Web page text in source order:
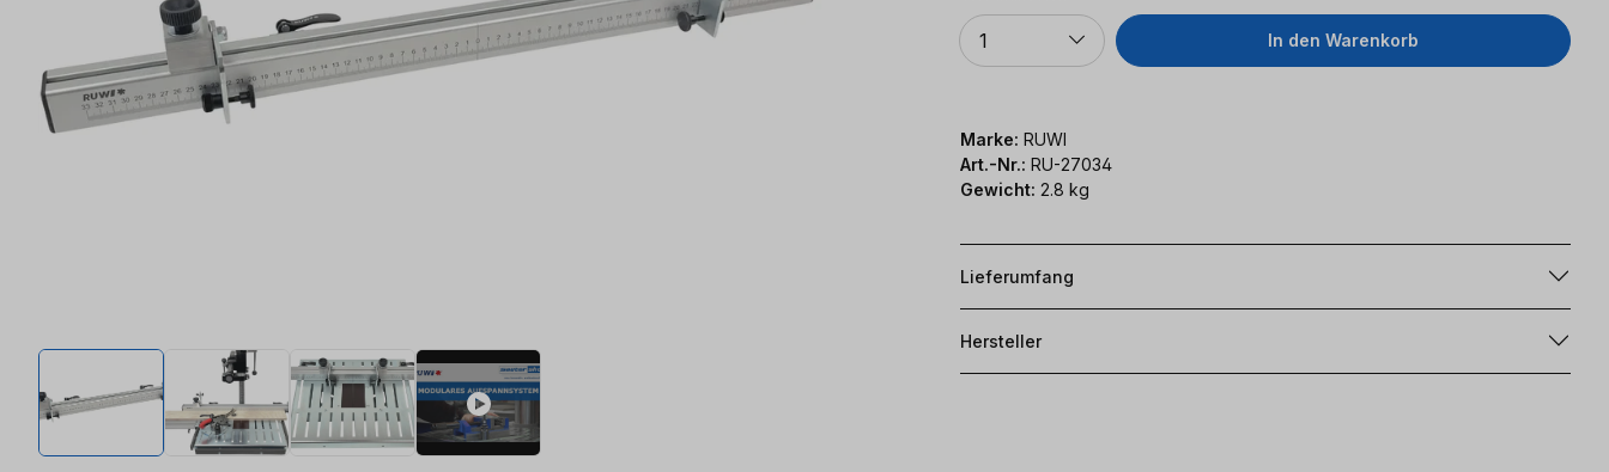
Anzahl
1 In den Warenkorb
Marke: RUWI
Art.-Nr.: RU-27034
Gewicht: 2.8 kg
Lieferumfang
Hersteller